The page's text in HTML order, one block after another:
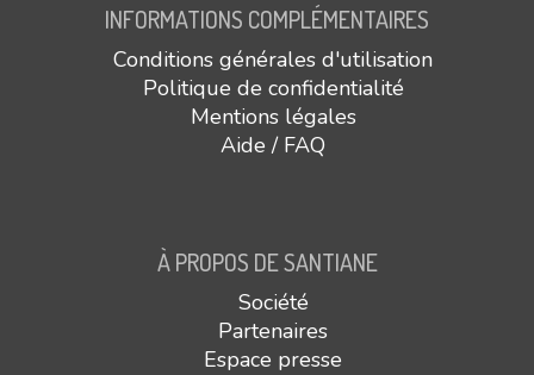
INFORMATIONS COMPLÉMENTAIRES
Conditions générales d'utilisation
Politique de confidentialité
Mentions légales
Aide / FAQ
À PROPOS DE SANTIANE
Société
Partenaires
Espace presse